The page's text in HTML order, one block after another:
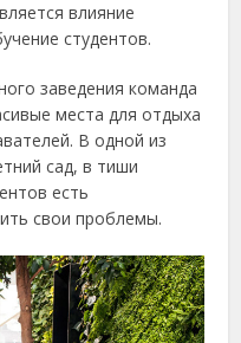
влияние
студентов.
заведения команда
места для отдыха
В одной из
сад, в тиши
есть
свои проблемы.